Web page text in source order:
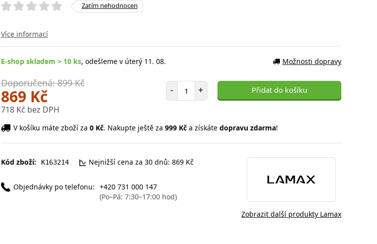
Zatím nehodnocen
Více informací
E-shop skladem > 10 ks, odešleme v úterý 11. 08. Možnosti dopravy
Doporučená: 899 Kč
869 Kč
718 Kč bez DPH
- Počet položek
+ Přidat do košíku
V košíku máte zboží za 0 Kč. Nakupte ještě za 999 Kča získáte dopravu zdarma!
Kód zboží: K163214 Nejnižší cena za 30 dnů: 869 Kč
Objednávky po telefonu: +420 731 000 147
(Po–Pá: 7:30–17:00 hod)
Zobrazit další produkty Lamax